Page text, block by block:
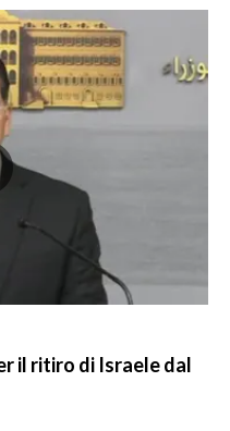
il ritiro di Israele dal